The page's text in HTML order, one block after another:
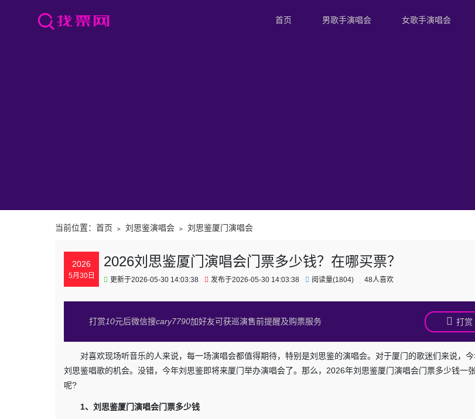
首页 男歌手演唱会 女歌手演唱会
当前位置： 首页 ﹥ 刘思鉴演唱会 ﹥ 刘思鉴厦门演唱会
2026
5月30日
2026刘思鉴厦门演唱会门票多少钱？在哪买票？
更新于2026-05-30 14:03:38 发布于2026-05-30 14:03:38 阅读量(1804) 48人喜欢
打赏10元后微信搜cary7790加好友可获巡演售前提醒及购票服务 打赏
对喜欢现场听音乐的人来说，每一场演唱会都值得期待，特别是刘思鉴的演唱会。对于厦门的歌迷们来说，
刘思鉴唱歌的机会。没错，今年刘思鉴即将来厦门举办演唱会了。那么，2026年刘思鉴厦门演唱会门票多少钱一
呢?
1、刘思鉴厦门演唱会门票多少钱